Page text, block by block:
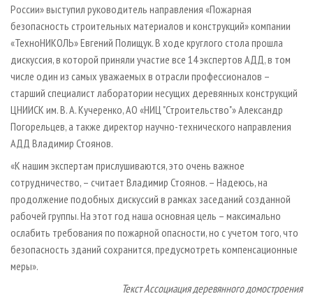
России» выступил руководитель направления «Пожарная
безопасность строительных материалов и конструкций» компании
«ТехноНИКОЛЬ» Евгений Полищук. В ходе круглого стола прошла
дискуссия, в которой приняли участие все 14 экспертов АДД, в том
числе один из самых уважаемых в отрасли профессионалов –
старший специалист лаборатории несущих деревянных конструкций
ЦНИИСК им. В. А. Кучеренко, АО «НИЦ "Строительство"» Александр
Погорельцев, а также директор научно-технического направления
АДД Владимир Стоянов.
«К нашим экспертам прислушиваются, это очень важное
сотрудничество, – считает Владимир Стоянов. – Надеюсь, на
продолжение подобных дискуссий в рамках заседаний созданной
рабочей группы. На этот год наша основная цель – максимально
ослабить требования по пожарной опасности, но с учетом того, что
безопасность зданий сохранится, предусмотреть компенсационные
меры».
Текст Ассоциация деревянного домостроения